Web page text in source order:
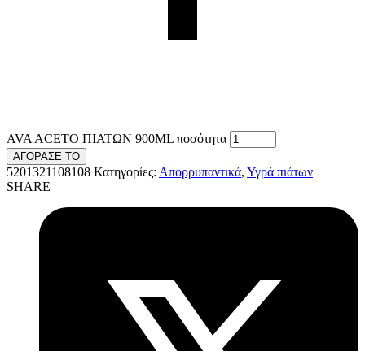
AVA ACETO ΠΙΑΤΩΝ 900ΜL ποσότητα
ΑΓΟΡΑΣΕ ΤΟ
5201321108108 Κατηγορίες: Απορρυπαντικά, Υγρά πιάτων
SHARE